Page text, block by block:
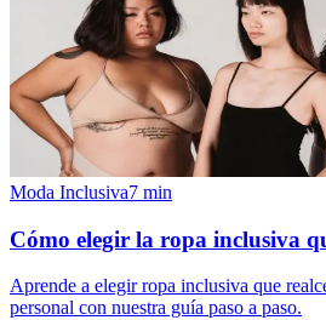
Moda Inclusiva7 min
Cómo elegir la ropa inclusiva
Aprende a elegir ropa inclusiva que
personal con nuestra guía paso a paso.